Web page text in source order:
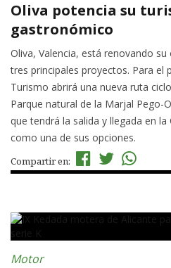
Oliva potencia su
gastronómico
Oliva, Valencia, está renovando
tres principales proyectos. Para el
Turismo abrirá una nueva ruta
Parque natural de la Marjal Pego-
que tendrá la salida y llegada en
como una de sus opciones.
Compartir en:
Motor